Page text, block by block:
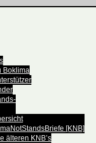
Boklima
[KNB]
älteren KNB’s